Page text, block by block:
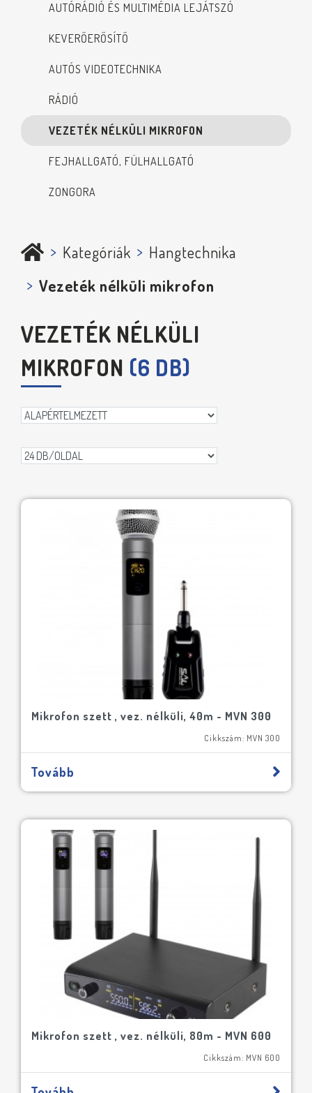
AUTÓRÁDIÓ ÉS MULTIMÉDIA LEJÁTSZÓ
KEVERŐERŐSÍTŐ
AUTÓS VIDEOTECHNIKA
RÁDIÓ
VEZETÉK NÉLKÜLI MIKROFON
FEJHALLGATÓ, FÜLHALLGATÓ
ZONGORA
Kategóriák
Hangtechnika
Vezeték nélküli mikrofon
VEZETÉK NÉLKÜLI
MIKROFON (6 DB)
Mikrofon szett , vez. nélküli, 40m - MVN 300
Cikkszám: MVN 300
Tovább
Mikrofon szett , vez. nélküli, 80m - MVN 600
Cikkszám: MVN 600